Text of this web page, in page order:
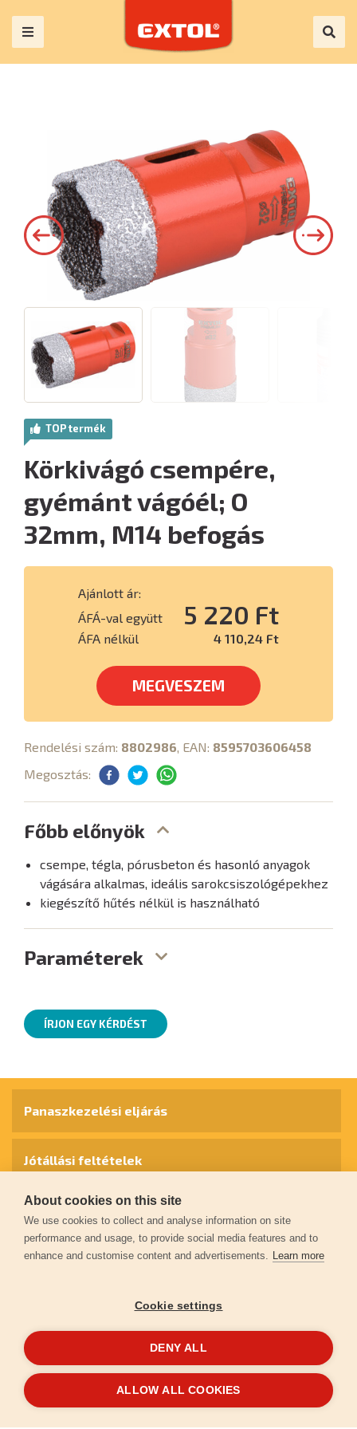
TOP termék
Körkivágó csempére,
gyémánt vágóél; O
32mm, M14 befogás
Ajánlott ár:
ÁFÁ-val együtt
5 220 Ft
ÁFA nélkül 4 110,24 Ft
MEGVESZEM
Rendelési szám: 8802986 , EAN: 8595703606458
Megosztás:
Főbb előnyök
csempe, tégla, pórusbeton és hasonló anyagok
vágására alkalmas, ideális sarokcsiszológépekhez
kiegészítő hűtés nélkül is használható
Paraméterek
ÍRJON EGY KÉRDÉST
© 2026extol.hu- Minden jog fenntartva
Panaszkezelési eljárás
Jótállási feltételek
Személyes adatok védelme
Kapcsolat
Garancia regisztráció
LétrehoztaFEO
About cookies on this site
We use cookies to collect and analyse information on site
performance and usage, to provide social media features and to
enhance and customise content and advertisements. Learn more
Cookie settings
DENY ALL
ALLOW ALL COOKIES